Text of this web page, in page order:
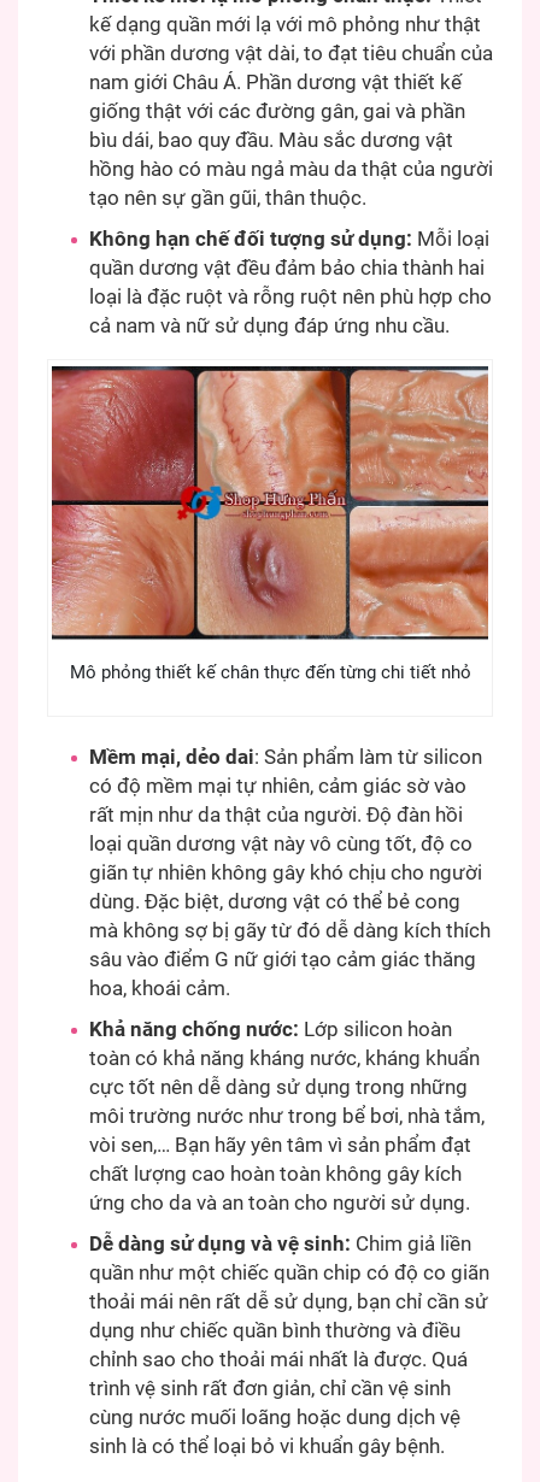
kế dạng quần mới lạ với mô phỏng như thật
với phần dương vật dài, to đạt tiêu chuẩn của
nam giới Châu Á. Phần dương vật thiết kế
giống thật với các đường gân, gai và phần
bìu dái, bao quy đầu. Màu sắc dương vật
hồng hào có màu ngả màu da thật của người
tạo nên sự gần gũi, thân thuộc.
Không hạn chế đối tượng sử dụng: Mỗi loại
quần dương vật đều đảm bảo chia thành hai
loại là đặc ruột và rỗng ruột nên phù hợp cho
cả nam và nữ sử dụng đáp ứng nhu cầu.
Mô phỏng thiết kế chân thực đến từng chi tiết nhỏ
Mềm mại, dẻo dai: Sản phẩm làm từ silicon
có độ mềm mại tự nhiên, cảm giác sờ vào
rất mịn như da thật của người. Độ đàn hồi
loại quần dương vật này vô cùng tốt, độ co
giãn tự nhiên không gây khó chịu cho người
dùng. Đặc biệt, dương vật có thể bẻ cong
mà không sợ bị gãy từ đó dễ dàng kích thích
sâu vào điểm G nữ giới tạo cảm giác thăng
hoa, khoái cảm.
Khả năng chống nước: Lớp silicon hoàn
toàn có khả năng kháng nước, kháng khuẩn
cực tốt nên dễ dàng sử dụng trong những
môi trường nước như trong bể bơi, nhà tắm,
vòi sen,… Bạn hãy yên tâm vì sản phẩm đạt
chất lượng cao hoàn toàn không gây kích
ứng cho da và an toàn cho người sử dụng.
Dễ dàng sử dụng và vệ sinh: Chim giả liền
quần như một chiếc quần chip có độ co giãn
thoải mái nên rất dễ sử dụng, bạn chỉ cần sử
dụng như chiếc quần bình thường và điều
chỉnh sao cho thoải mái nhất là được. Quá
trình vệ sinh rất đơn giản, chỉ cần vệ sinh
cùng nước muối loãng hoặc dung dịch vệ
sinh là có thể loại bỏ vi khuẩn gây bệnh.